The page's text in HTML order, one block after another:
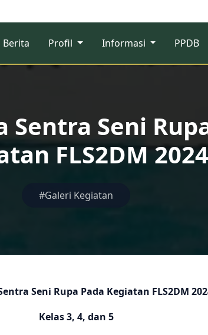
Berita Profil Informasi PPDB
Sentra Seni
FLS2DM 2024
#Galeri Kegiatan
Seni Rupa Pada Kegiatan FLS2DM
Kelas 3, 4, dan 5